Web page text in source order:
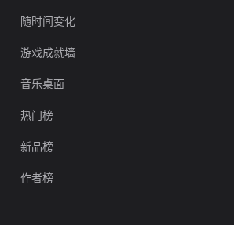
随时间变化
游戏成就墙
音乐桌面
热门榜
新品榜
作者榜